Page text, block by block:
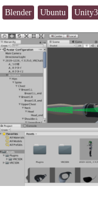
Blender Ubuntu